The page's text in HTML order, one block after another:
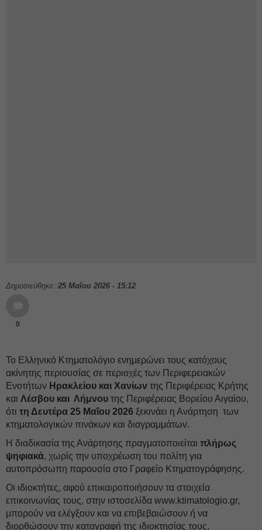
Δημοσιεύθηκε: 25 Μαΐου 2026 - 15:12
0
Το Ελληνικό Κτηματολόγιο ενημερώνει τους κατόχους
ακίνητης περιουσίας σε περιοχές των Περιφερειακών
Ενοτήτων Ηρακλείου και Χανίων της Περιφέρειας Κρήτης
και Λέσβου και Λήμνου της Περιφέρειας Βορείου Αιγαίου,
ότι τη Δευτέρα 25 Μαΐου 2026 ξεκινάει η Ανάρτηση των
κτηματολογικών πινάκων και διαγραμμάτων.
Η διαδικασία της Ανάρτησης πραγματοποιείται πλήρως
ψηφιακά, χωρίς την υποχρέωση του πολίτη για
αυτοπρόσωπη παρουσία στο Γραφείο Κτηματογράφησης.
Οι ιδιοκτήτες, αφού επικαιροποιήσουν τα στοιχεία
επικοινωνίας τους, στην ιστοσελίδα www.ktimatologio.gr,
μπορούν να ελέγξουν και να επιβεβαιώσουν ή να
διορθώσουν την καταγραφή της ιδιοκτησίας τους,